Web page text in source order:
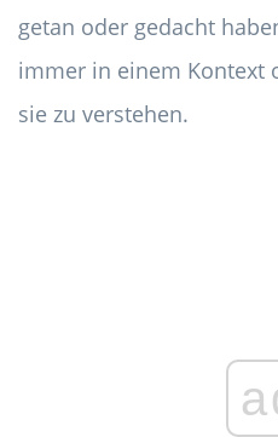
getan oder gedacht
immer in einem Kontext
sie zu verstehen.